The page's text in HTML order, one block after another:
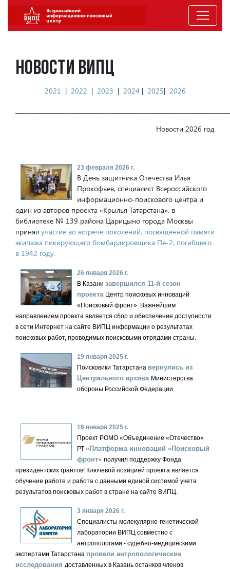
НОВОСТИ ВИПЦ
2021 |2022 |2023 |2024 |2025|2026
Новости 2026 год
23 февраля 2026 г.
В День защитника Отечества Илья
Прокофьев, специалист Всероссийского
информационно-поискового центра и
один из авторов проекта «Крылья Татарстана», в
библиотеке № 139 района Царицыно города Москвы
принял участие во встрече поколений, посвященной памяти
экипажа пикирующего бомбардировщика Пе-2, погибшего
в 1942 году.
26 января 2026 г.
В Казани завершился 11-й сезон
проекта Центр поисковых инноваций
«Поисковый фронт». Важнейшим
направлением проекта является сбор и обеспечение доступности
в сети Интернет на сайте ВИПЦ информации о результатах
поисковых работ, проводимых поисковыми отрядами страны.
19 января 2025 г.
Поисковики Татарстана вернулись из
Центрального архива Министерства
обороны Российской Федерации.
16 января 2025 г.
Проект РОМО «Объединение «Отечество»
РТ «Платформа инноваций «Поисковый
фронт» получил поддержку Фонда
президентских грантов! Ключевой позицией проекта является
обучение работе и работа с данными единой системой учета
результатов поисковых работ в стране на сайте ВИПЦ.
3 января 2026 г.
Специалисты молекулярно-генетической
лаборатории ВИПЦ совместно с
антропологами - судебно-медицинскими
экспертами Татарстана провели антропологические
исследования доставленных в Казань останков членов